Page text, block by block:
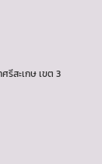
รีสะเกษ เขต 3